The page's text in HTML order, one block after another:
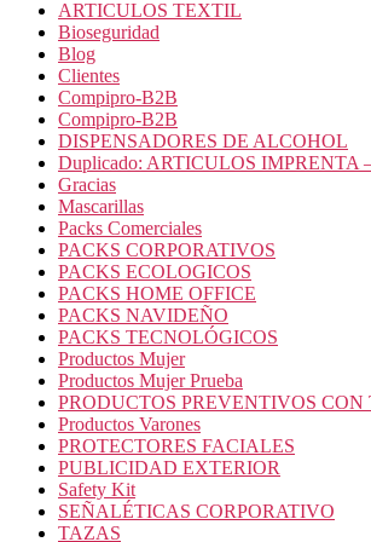
ARTICULOS TEXTIL
Bioseguridad
Blog
Clientes
Compipro-B2B
Compipro-B2B
DISPENSADORES DE ALCOHOL
Duplicado: ARTICULOS IMPRENTA
Gracias
Mascarillas
Packs Comerciales
PACKS CORPORATIVOS
PACKS ECOLOGICOS
PACKS HOME OFFICE
PACKS NAVIDEÑO
PACKS TECNOLÓGICOS
Productos Mujer
Productos Mujer Prueba
PRODUCTOS PREVENTIVOS
Productos Varones
PROTECTORES FACIALES
PUBLICIDAD EXTERIOR
Safety Kit
SEÑALÉTICAS CORPORATIVO
TAZAS